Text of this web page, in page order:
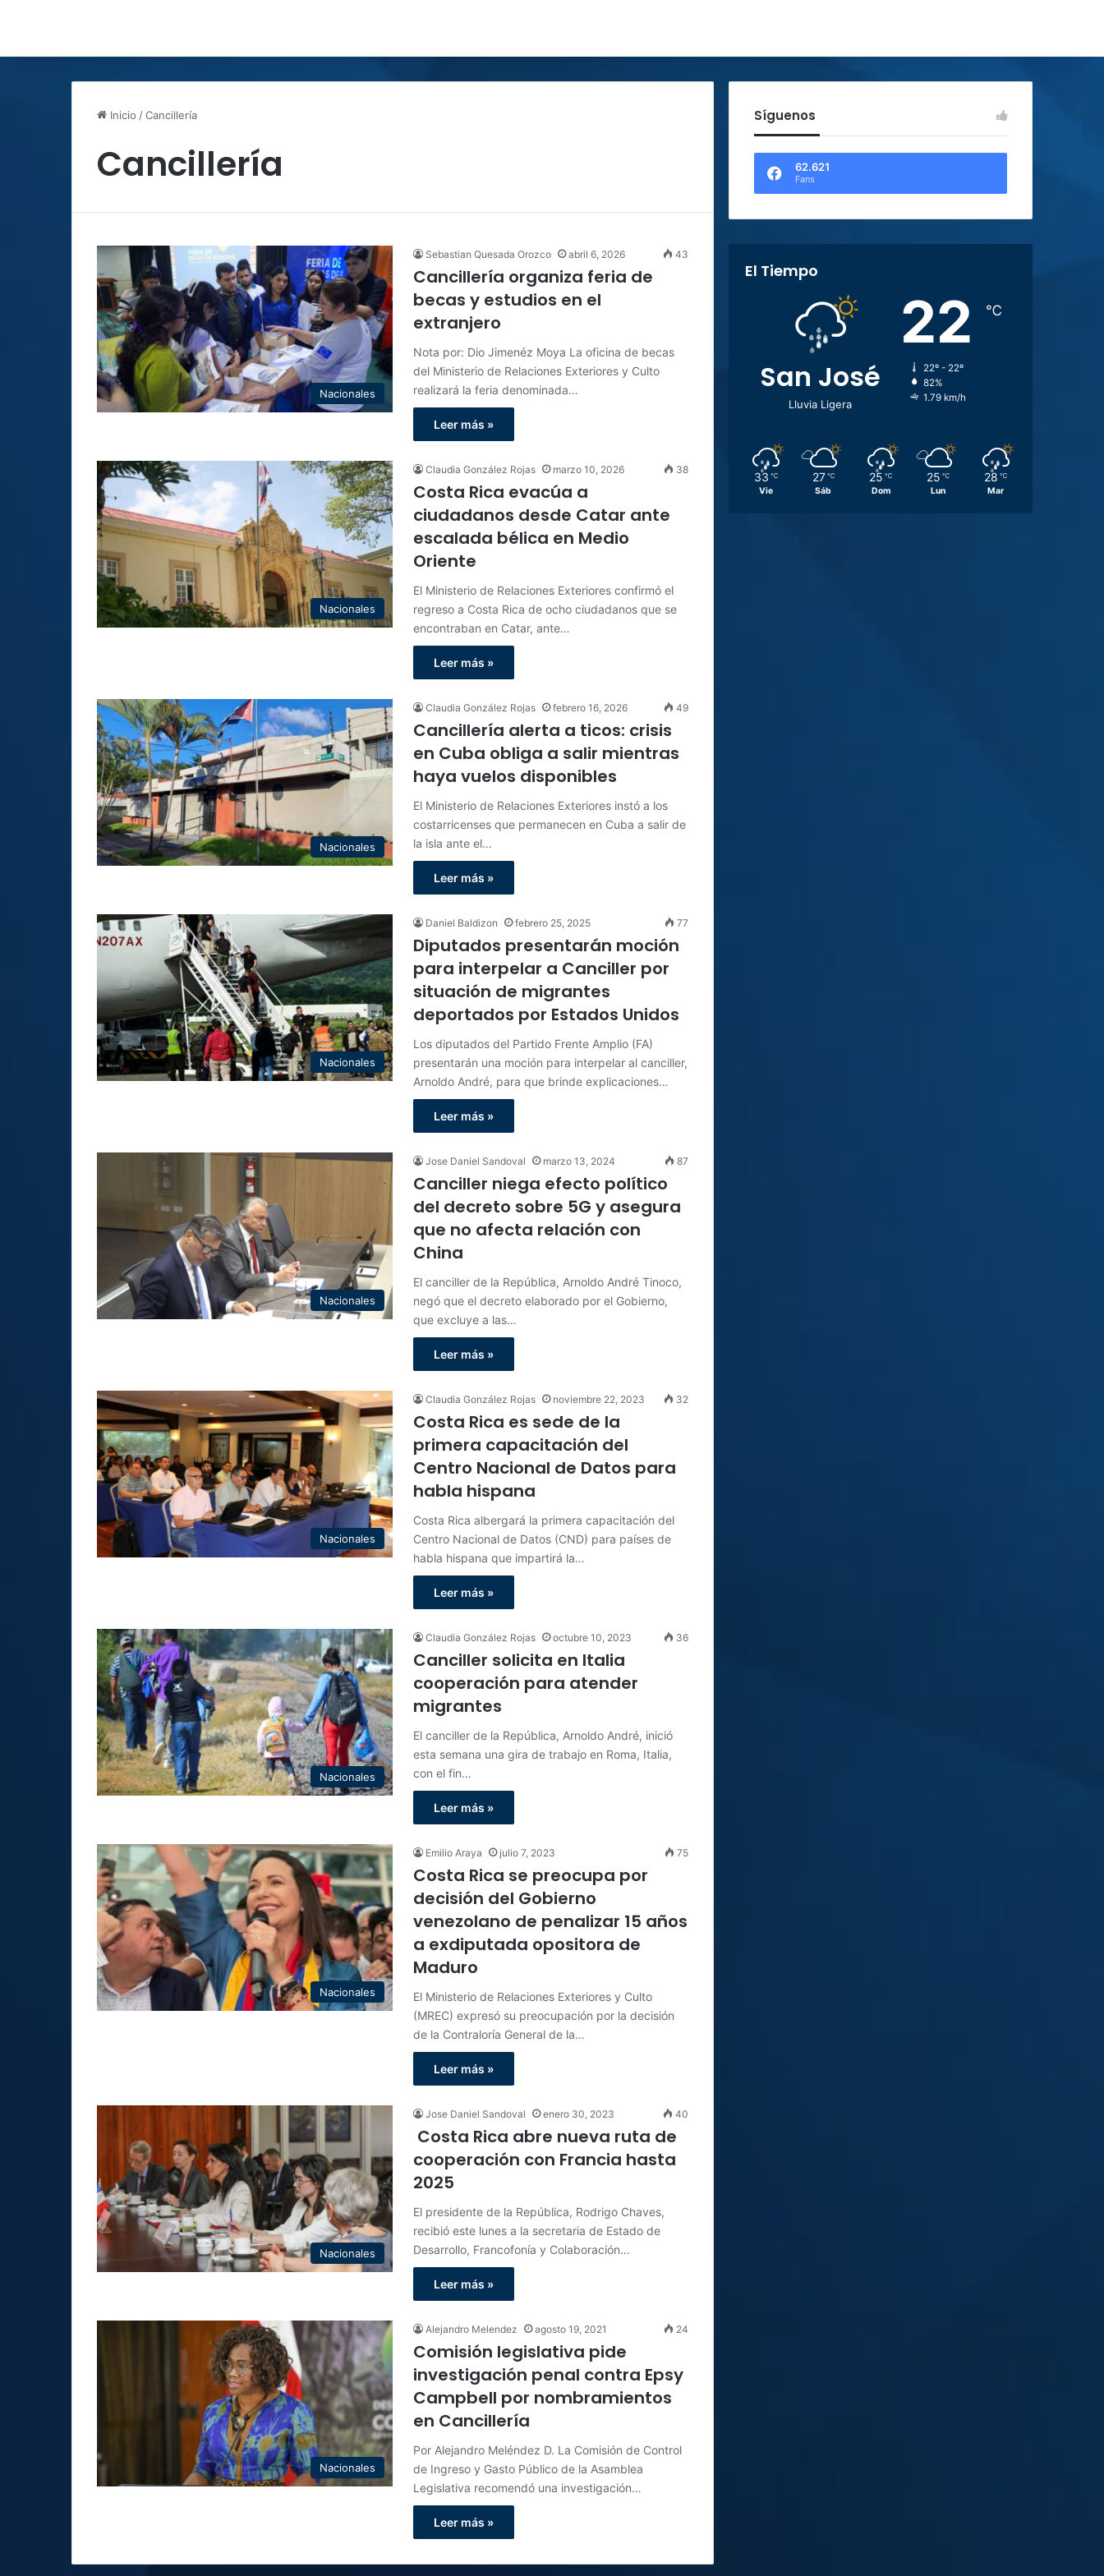
Inicio /Cancillería
Cancillería
Nacionales
Sebastian Quesada Orozco abril 6, 2026 43
Cancillería organiza feria de
becas y estudios en el
extranjero
Nota por: Dio Jimenéz Moya La oficina de becas
del Ministerio de Relaciones Exteriores y Culto
realizará la feria denominada…
Leer más »
Nacionales
Claudia González Rojas marzo 10, 2026 38
Costa Rica evacúa a
ciudadanos desde Catar ante
escalada bélica en Medio
Oriente
El Ministerio de Relaciones Exteriores confirmó el
regreso a Costa Rica de ocho ciudadanos que se
encontraban en Catar, ante…
Leer más »
Nacionales
Claudia González Rojas febrero 16, 2026 49
Cancillería alerta a ticos: crisis
en Cuba obliga a salir mientras
haya vuelos disponibles
El Ministerio de Relaciones Exteriores instó a los
costarricenses que permanecen en Cuba a salir de
la isla ante el…
Leer más »
Nacionales
Daniel Baldizon febrero 25, 2025 77
Diputados presentarán moción
para interpelar a Canciller por
situación de migrantes
deportados por Estados Unidos
Los diputados del Partido Frente Amplio (FA)
presentarán una moción para interpelar al canciller,
Arnoldo André, para que brinde explicaciones…
Leer más »
Nacionales
Jose Daniel Sandoval marzo 13, 2024 87
Canciller niega efecto político
del decreto sobre 5G y asegura
que no afecta relación con
China
El canciller de la República, Arnoldo André Tinoco,
negó que el decreto elaborado por el Gobierno,
que excluye a las…
Leer más »
Nacionales
Claudia González Rojas noviembre 22, 2023 32
Costa Rica es sede de la
primera capacitación del
Centro Nacional de Datos para
habla hispana
Costa Rica albergará la primera capacitación del
Centro Nacional de Datos (CND) para países de
habla hispana que impartirá la…
Leer más »
Nacionales
Claudia González Rojas octubre 10, 2023 36
Canciller solicita en Italia
cooperación para atender
migrantes
El canciller de la República, Arnoldo André, inició
esta semana una gira de trabajo en Roma, Italia,
con el fin…
Leer más »
Nacionales
Emilio Araya julio 7, 2023 75
Costa Rica se preocupa por
decisión del Gobierno
venezolano de penalizar 15 años
a exdiputada opositora de
Maduro
El Ministerio de Relaciones Exteriores y Culto
(MREC) expresó su preocupación por la decisión
de la Contraloría General de la…
Leer más »
Nacionales
Jose Daniel Sandoval enero 30, 2023 40
Costa Rica abre nueva ruta de
cooperación con Francia hasta
2025
El presidente de la República, Rodrigo Chaves,
recibió este lunes a la secretaria de Estado de
Desarrollo, Francofonía y Colaboración…
Leer más »
Nacionales
Alejandro Melendez agosto 19, 2021 24
Comisión legislativa pide
investigación penal contra Epsy
Campbell por nombramientos
en Cancillería
Por Alejandro Meléndez D. La Comisión de Control
de Ingreso y Gasto Público de la Asamblea
Legislativa recomendó una investigación…
Leer más »
Síguenos
62.621
Fans
El Tiempo
San José
Lluvia Ligera
22 ℃
22º - 22º
82%
1.79 km/h
33 ℃
Vie
27 ℃
Sáb
25 ℃
Dom
25 ℃
Lun
28 ℃
Mar